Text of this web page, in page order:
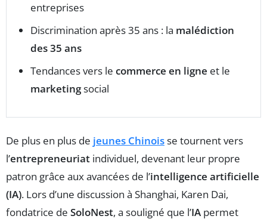
entreprises
Discrimination après 35 ans : la malédiction
des 35 ans
Tendances vers le commerce en ligne et le
marketingsocial
De plus en plus de jeunes Chinoisse tournent vers
l’entrepreneuriat individuel, devenant leur propre
patron grâce aux avancées de l’intelligence artificielle
(IA). Lors d’une discussion à Shanghai, Karen Dai,
fondatrice de SoloNest, a souligné que l’IA permet